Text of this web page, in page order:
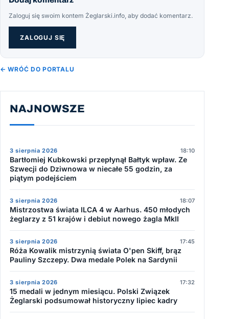
Zaloguj się swoim kontem Żeglarski.info, aby dodać komentarz.
ZALOGUJ SIĘ
← WRÓĆ DO PORTALU
NAJNOWSZE
3 sierpnia 2026 18:10
Bartłomiej Kubkowski przepłynął Bałtyk wpław. Ze
Szwecji do Dziwnowa w niecałe 55 godzin, za
piątym podejściem
3 sierpnia 2026 18:07
Mistrzostwa świata ILCA 4 w Aarhus. 450 młodych
żeglarzy z 51 krajów i debiut nowego żagla MkII
3 sierpnia 2026 17:45
Róża Kowalik mistrzynią świata O'pen Skiff, brąz
Pauliny Szczepy. Dwa medale Polek na Sardynii
3 sierpnia 2026 17:32
15 medali w jednym miesiącu. Polski Związek
Żeglarski podsumował historyczny lipiec kadry